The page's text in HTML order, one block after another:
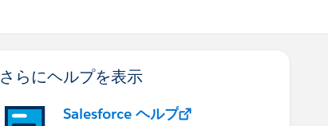
さらにヘルプを表示
Salesforce ヘルプ